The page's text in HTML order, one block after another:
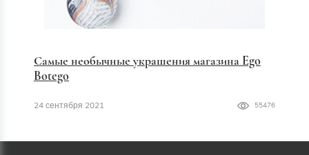
Самые необычные украшения магазина Ego
Botego
24 сентября 2021 55476